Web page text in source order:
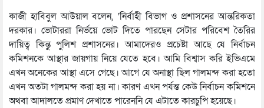
কাজী হাবিবুল আউয়াল বলেন, ‘নির্বাহী বিভাগ ও প্রশাসনের আন্তরিকতা
দরকার। ভোটাররা নির্ভয়ে ভোট দিতে পারছেন সেটার পরিবেশ তৈরির
দায়িত্ব কিন্তু পুলিশ প্রশাসনের। আমাদেরও প্রচেষ্টা আছে যে নির্বাচন
কমিশনকে আস্থার জায়গায় নিয়ে যেতে হবে। আমি বিশ্বাস করি ইভিএমে
এখন অনেকের আস্থা এসে গেছে। আগে যে অনাস্থা ছিল গালমন্দ করা হতো
এখন অতটা গালমন্দ করা হয় না। কারণ এখন পর্যন্ত কেউ নির্বাচন কমিশনে
অথবা আদালতে প্রমাণ দেখাতে পারেননি যে এটাতে কারচুপি হয়েছে।